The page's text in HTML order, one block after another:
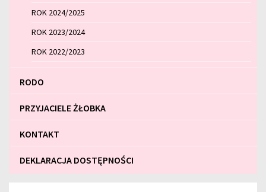
ROK 2024/2025
ROK 2023/2024
ROK 2022/2023
RODO
PRZYJACIELE ŻŁOBKA
KONTAKT
DEKLARACJA DOSTĘPNOŚCI